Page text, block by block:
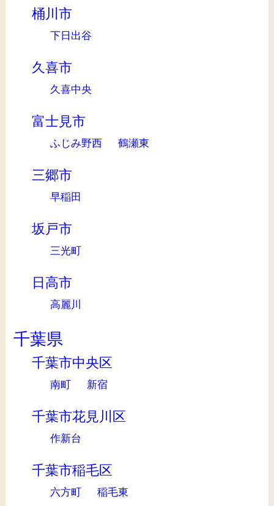
桶川市
下日出谷
久喜市
久喜中央
富士見市
ふじみ野西 鶴瀬東
三郷市
早稲田
坂戸市
三光町
日高市
高麗川
千葉県
千葉市中央区
南町 新宿
千葉市花見川区
作新台
千葉市稲毛区
六方町 稲毛東